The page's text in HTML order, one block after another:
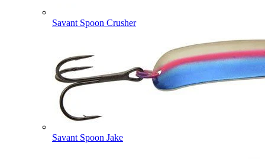
Savant Spoon Crusher
Savant Spoon Jake